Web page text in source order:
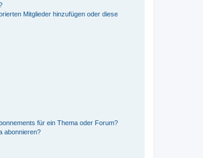
Mitglieder hinzufügen oder diese
für ein Thema oder Forum?
abonnieren?